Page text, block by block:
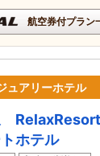
航空券付プラン
ュアリーホテル
ホテル